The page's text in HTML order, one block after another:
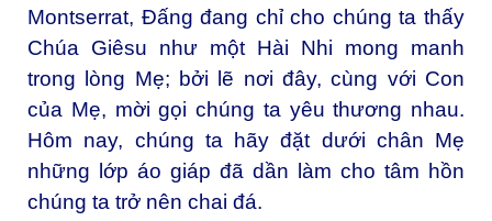
Montserrat, Đấng đang chỉ cho chúng ta thấy
Chúa Giêsu như một Hài Nhi mong manh
trong lòng Mẹ; bởi lẽ nơi đây, cùng với Con
của Mẹ, mời gọi chúng ta yêu thương nhau.
Hôm nay, chúng ta hãy đặt dưới chân Mẹ
những lớp áo giáp đã dần làm cho tâm hồn
chúng ta trở nên chai đá.